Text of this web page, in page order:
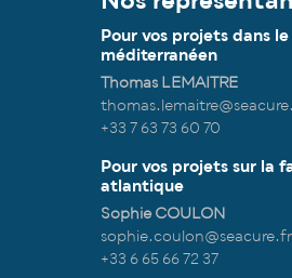
Pour vos projets dans
méditerranéen
Thomas LEMAITRE
+33 7 63 73 60 70
Pour vos projets sur la
atlantique
Sophie COULON
sophie.coulon@seacure.fr
+33 6 65 66 72 37